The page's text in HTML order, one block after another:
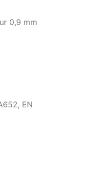
0,9 mm
EN